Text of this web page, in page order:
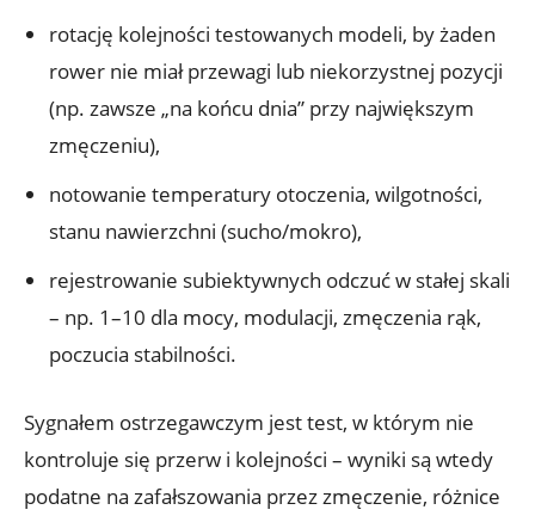
rotację kolejności testowanych modeli, by żaden
rower nie miał przewagi lub niekorzystnej pozycji
(np. zawsze „na końcu dnia” przy największym
zmęczeniu),
notowanie temperatury otoczenia, wilgotności,
stanu nawierzchni (sucho/mokro),
rejestrowanie subiektywnych odczuć w stałej skali
– np. 1–10 dla mocy, modulacji, zmęczenia rąk,
poczucia stabilności.
Sygnałem ostrzegawczym jest test, w którym nie
kontroluje się przerw i kolejności – wyniki są wtedy
podatne na zafałszowania przez zmęczenie, różnice